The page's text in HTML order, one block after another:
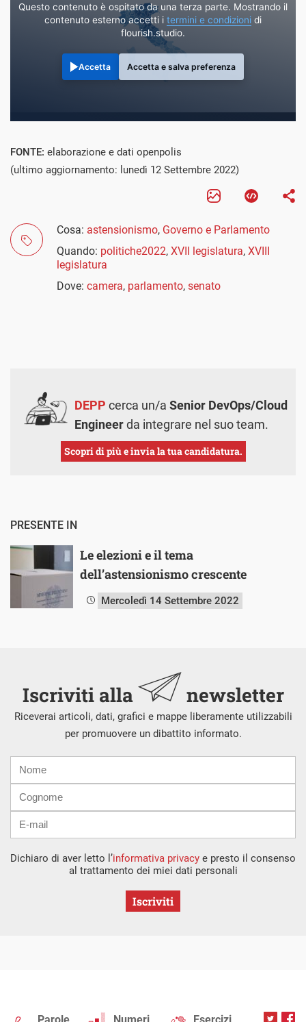
Questo contenuto è ospitato da una terza parte. Mostrando il
contenuto esterno accetti i termini e condizioni di
flourish.studio.
Accetta Accetta e salva preferenza
FONTE: elaborazione e dati openpolis
(ultimo aggiornamento: lunedì 12 Settembre 2022)
Cosa: astensionismo, Governo e Parlamento
Quando: politiche2022, XVII legislatura, XVIII
legislatura
Dove: camera, parlamento, senato
DEPP cerca un/a Senior DevOps/Cloud
Engineerda integrare nel suo team.
Scopri di più e invia la tua candidatura.
PRESENTE IN
Le elezioni e il tema
dell’astensionismo crescente
Mercoledì 14 Settembre 2022
Iscriviti alla newsletter
Riceverai articoli, dati, grafici e mappe liberamente utilizzabili
per promuovere un dibattito informato.
mail
Dichiaro di aver letto l’informativa privacy e presto il consenso
al trattamento dei miei dati personali
Iscriviti